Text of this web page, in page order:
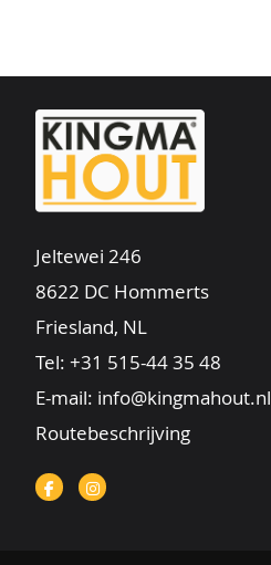
Jeltewei 246
8622 DC Hommerts
Friesland, NL
Tel: +31 515-44 35 48
E-mail: info@kingmahout.nl
Routebeschrijving